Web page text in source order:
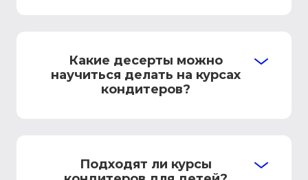
Какие десерты можно
научиться делать на курсах
кондитеров?
Подходят ли курсы